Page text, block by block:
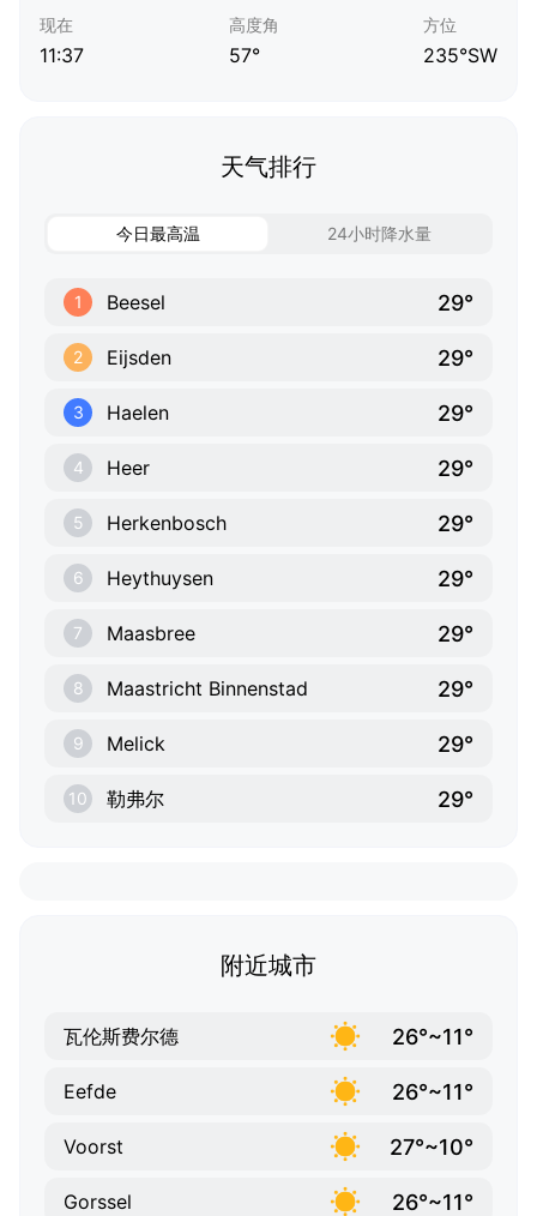
现在
11:37
高度角
57°
方位
235°SW
天气排行
今日最高温 24小时降水量
1 Beesel 29°
2 Eijsden 29°
3 Haelen 29°
4 Heer 29°
5 Herkenbosch 29°
6 Heythuysen 29°
7 Maasbree 29°
8 Maastricht Binnenstad 29°
9 Melick 29°
10 勒弗尔 29°
附近城市
瓦伦斯费尔德 26°~11°
Eefde 26°~11°
Voorst 27°~10°
Gorssel 26°~11°